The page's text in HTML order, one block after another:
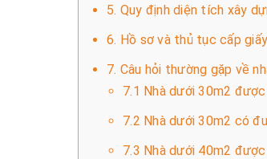
5. Quy định diện tích xây
6. Hồ sơ và thủ tục cấp
7. Câu hỏi thường gặp về
7.1 Nhà dưới 30m2
7.2 Nhà dưới 30m2 có
7.3 Nhà dưới 40m2